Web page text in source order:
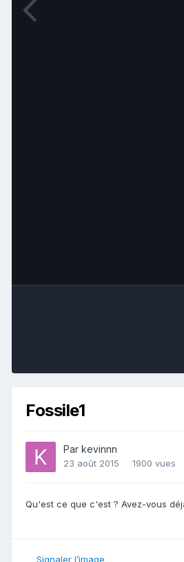
Fossile1
Par kevinnn
23 août 2015 1900 vues
Qu'est ce que c'est ? Avez-vous
Signaler l’image